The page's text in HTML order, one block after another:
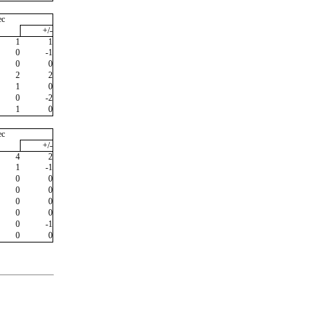
+/-
1
1
0
-1
0
0
2
2
1
0
0
-2
1
0
+/-
4
2
1
-1
0
0
0
0
0
0
0
0
0
-1
0 0